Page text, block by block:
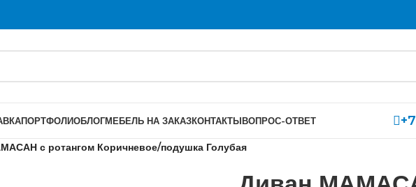
ПОРТФОЛИОБЛОГМЕБЕЛЬ НА ЗАКАЗКОНТАКТЫВОПРОС-ОТВЕТ
с ротангом Коричневое/подушка Голубая